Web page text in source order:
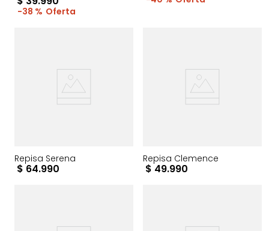
38 %
Repisa Serena
$ 64.990
Repisa Clemence
$ 49.990